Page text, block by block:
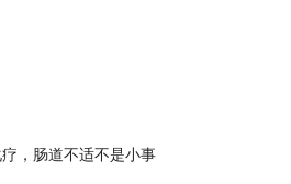
，肠道不适不是小事